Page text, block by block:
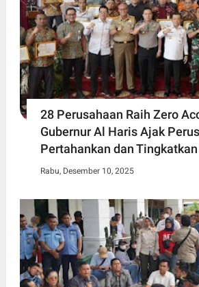
28 Perusahaan Raih Zero
Gubernur Al Haris Ajak
Pertahankan dan
Rabu, Desember 10, 2025